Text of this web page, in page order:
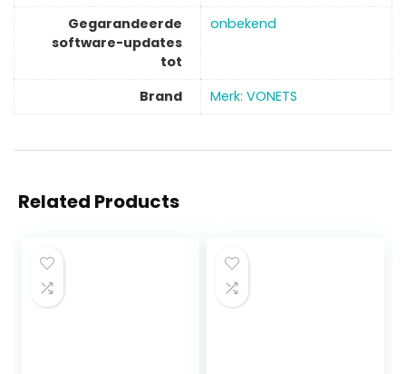
Gegarandeerde
software-updates
tot
‎onbekend
Brand Merk: VONETS
Related Products